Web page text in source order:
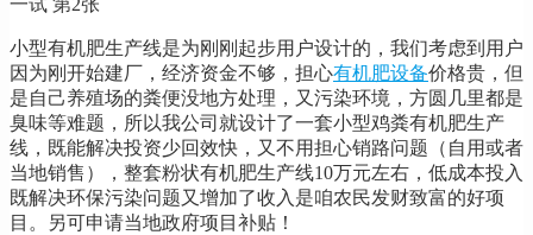
小型有机肥生产线是为刚刚起步用户设计的，我们考虑到用户
因为刚开始建厂，经济资金不够，担心有机肥设备价格贵，但
是自己养殖场的粪便没地方处理，又污染环境，方圆几里都是
臭味等难题，所以我公司就设计了一套小型鸡粪有机肥生产
线，既能解决投资少回效快，又不用担心销路问题（自用或者
当地销售），整套粉状有机肥生产线10万元左右，低成本投入
既解决环保污染问题又增加了收入是咱农民发财致富的好项
目。另可申请当地政府项目补贴！